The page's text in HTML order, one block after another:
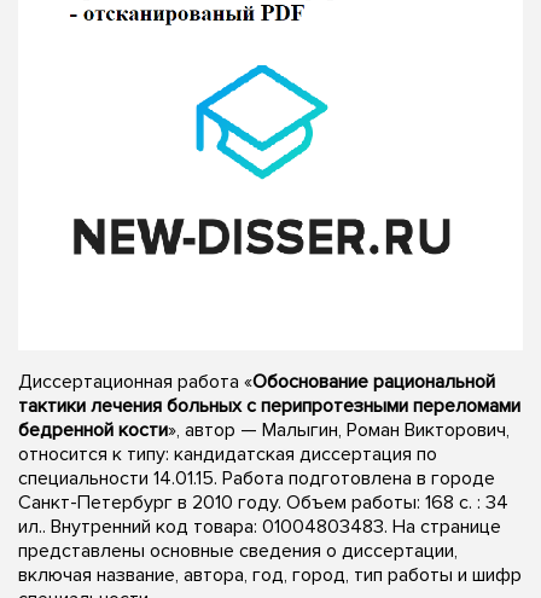
Диссертационная работа «Обоснование рациональной
тактики лечения больных с перипротезными переломами
бедренной кости», автор — Малыгин, Роман Викторович,
относится к типу: кандидатская диссертация по
специальности 14.01.15. Работа подготовлена в городе
Санкт-Петербург в 2010 году. Объем работы: 168 с. : 34
ил.. Внутренний код товара: 01004803483. На странице
представлены основные сведения о диссертации,
включая название, автора, год, город, тип работы и шифр